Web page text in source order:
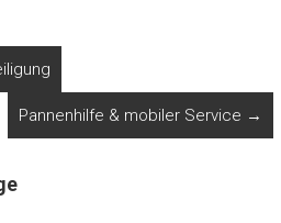
Pannenhilfe & mobiler Service →